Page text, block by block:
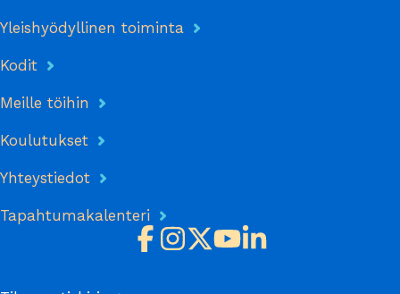
Yleishyödyllinen toiminta
Kodit
Meille töihin
Koulutukset
Yhteystiedot
Tapahtumakalenteri